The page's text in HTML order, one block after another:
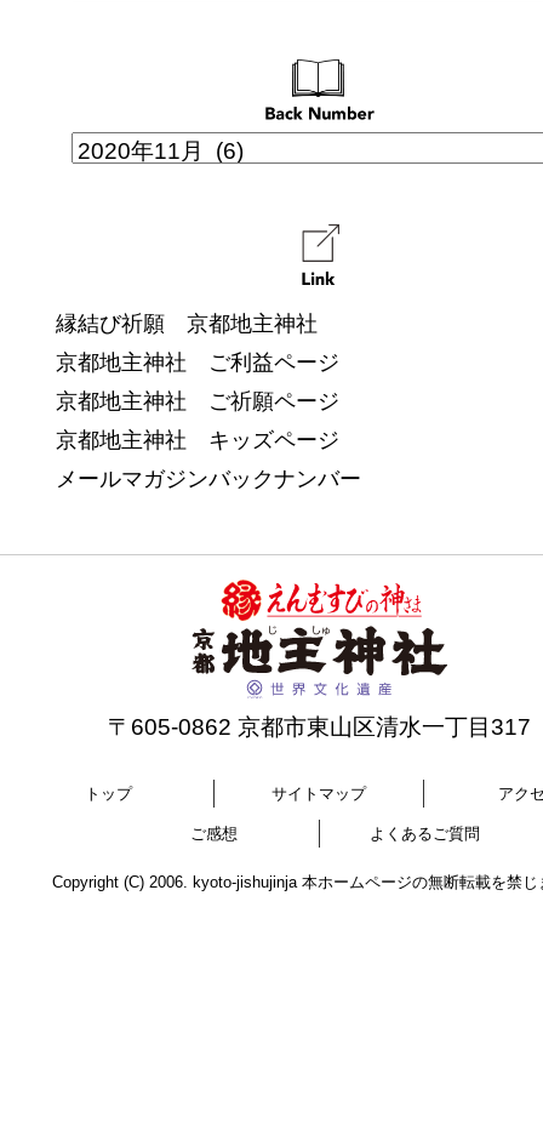
縁結び祈願 京都地主神社
京都地主神社 ご利益ページ
京都地主神社 ご祈願ページ
京都地主神社 キッズページ
メールマガジンバックナンバー
〒605-0862 京都市東山区清水一丁目317
トップ サイトマップ アク
ご感想 よくあるご質問
Copyright (C) 2006. kyoto-jishujinja 本ホームページの無断転載を禁じ